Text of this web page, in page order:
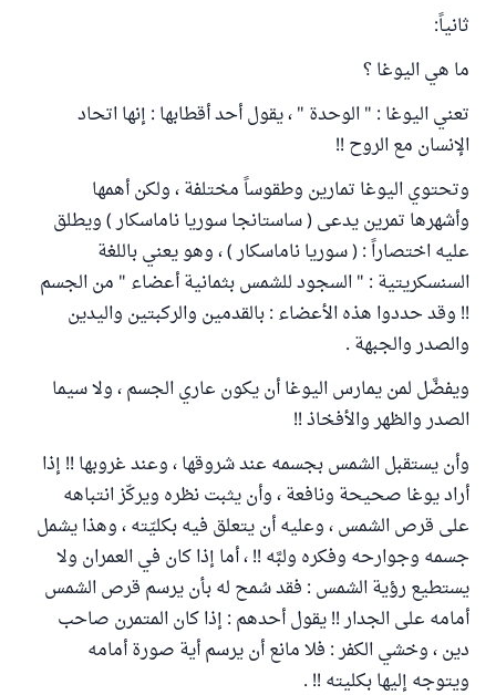
ثانياً:
ما هي اليوغا ؟
تعني اليوغا : " الوحدة " ، يقول أحد أقطابها : إنها اتحاد
الإنسان مع الروح !!
وتحتوي اليوغا تمارين وطقوساً مختلفة ، ولكن أهمها
وأشهرها تمرين يدعى ( ساستانجا سوريا ناماسكار ) ويطلق
عليه اختصاراً : ( سوريا ناماسكار ) ، وهو يعني باللغة
السنسكريتية : " السجود للشمس بثمانية أعضاء " من الجسم
!! وقد حددوا هذه الأعضاء : بالقدمين والركبتين واليدين
والصدر والجبهة .
ويفضَّل لمن يمارس اليوغا أن يكون عاري الجسم ، ولا سيما
الصدر والظهر والأفخاذ !!
وأن يستقبل الشمس بجسمه عند شروقها ، وعند غروبها !! إذا
أراد يوغا صحيحة ونافعة ، وأن يثبت نظره ويركّز انتباهه
على قرص الشمس ، وعليه أن يتعلق فيه بكليّته ، وهذا يشمل
جسمه وجوارحه وفكره ولبَّه !! ، أما إذا كان في العمران ولا
يستطيع رؤية الشمس : فقد سُمح له بأن يرسم قرص الشمس
أمامه على الجدار !! يقول أحدهم : إذا كان المتمرن صاحب
دين ، وخشي الكفر : فلا مانع أن يرسم أية صورة أمامه
ويتوجه إليها بكليته !! .